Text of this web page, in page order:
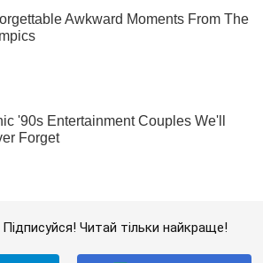
Читай тільки найкраще!